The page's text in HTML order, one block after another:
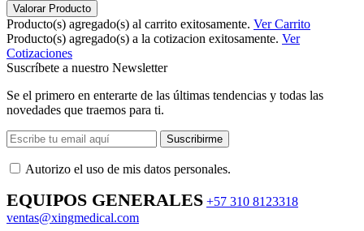
Valorar Producto
Producto(s) agregado(s) al carrito exitosamente. Ver Carrito
Producto(s) agregado(s) a la cotizacion exitosamente. Ver
Cotizaciones
Suscríbete a nuestro Newsletter
Se el primero en enterarte de las últimas tendencias y todas las
novedades que traemos para ti.
Suscribirme
Autorizo ​​el uso de mis datos personales.
EQUIPOS GENERALES +57 310 8123318
ventas@xingmedical.com